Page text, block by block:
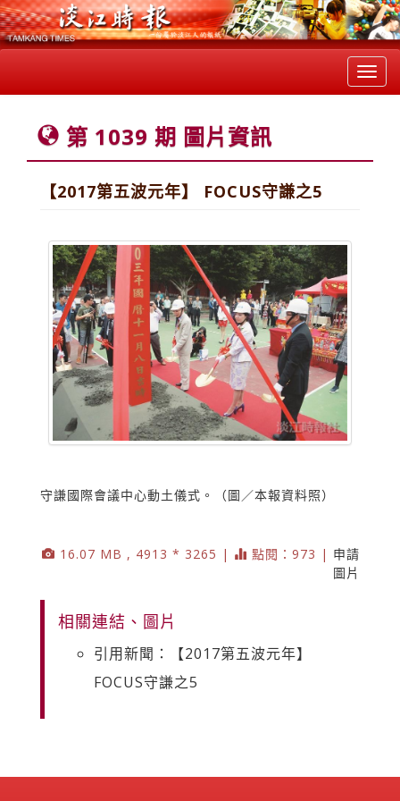
第 1039 期 圖片資訊
【2017第五波元年】 FOCUS守謙之5
守謙國際會議中心動土儀式。（圖／本報資料照）
16.07 MB , 4913 * 3265 | 點閱：973 | 申請
圖片
相關連結、圖片
引用新聞：【2017第五波元年】
FOCUS守謙之5